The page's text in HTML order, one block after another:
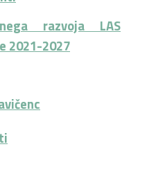
razvoja LAS
2021-2027